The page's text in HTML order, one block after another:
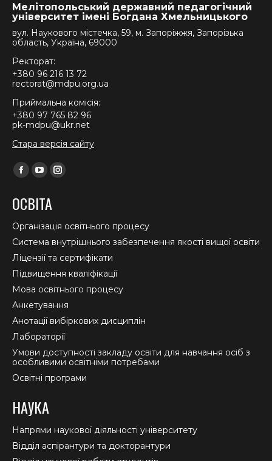
Мелітопольський державний педагогічний
університет імені Богдана Хмельницького
вул. Наукового містечка, 59, м. Запоріжжя, Запорізька
область, Україна, 69000
Ректорат:
+380 96 216 13 72
rectorat@mdpu.org.ua
Приймальна комісія:
+380 97 765 82 96
pk-mdpu@ukr.net
Стара версія сайту
Find us on:
Facebook
opens
in
new
window
YouTube
opens
in
new
window
Instagram
in
new
window
ОСВІТА
Організація освітнього процесу
Система внутрішнього забезпечення якості вищої освіти
Ліцензії та сертифікати
Підвищення кваліфікації
Мова освітнього процесу
Анкетування
Анотації вибіркових дисциплін
Лабораторії
Умови доступності закладу освіти для навчання осіб з
особливими освітніми потребами
Освітні програми
НАУКА
Напрями наукової діяльності університету
Відділ аспірантури та докторантури